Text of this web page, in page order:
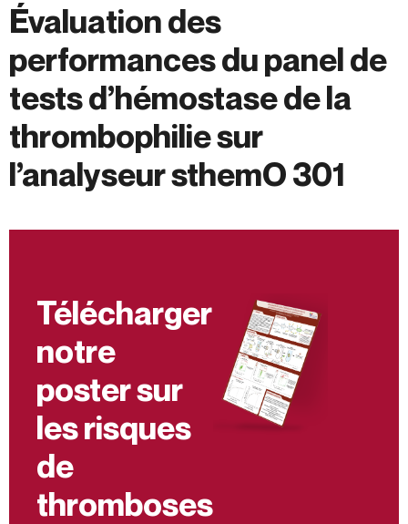
Évaluation des
performances du panel de
tests d’hémostase de la
thrombophilie sur
l’analyseur sthemO 301
Télécharger
notre
poster sur
les risques
de
thromboses